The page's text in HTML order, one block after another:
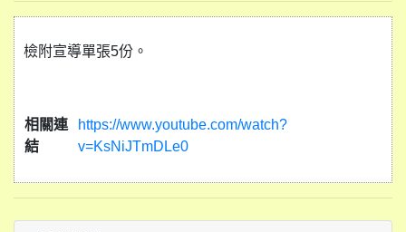
檢附宣導單張5份。
相關連
結
https://www.youtube.com/watch?
v=KsNiJTmDLe0